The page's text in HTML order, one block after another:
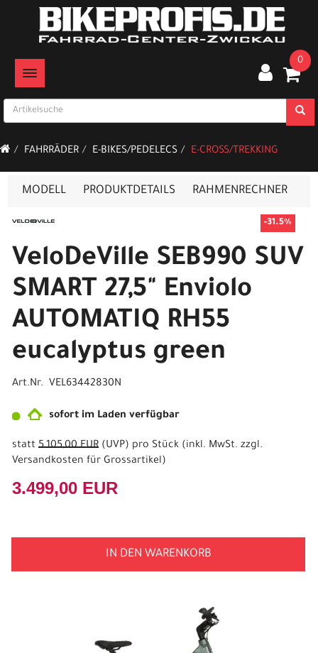
TOGGLE NAVIGATION
0
FAHRRÄDER E-BIKES/PEDELECS E-CROSS/TREKKING
MODELL PRODUKTDETAILS RAHMENRECHNER
-31.5%
VeloDeVille SEB990 SUV
SMART 27,5" Enviolo
AUTOMATIQ RH55
eucalyptus green
Art.Nr. VEL63442830N
sofort im Laden verfügbar
statt 5.105,00 EUR (UVP) pro Stück (inkl. MwSt. zzgl.
Versandkosten für Grossartikel)
3.499,00 EUR
IN DEN WARENKORB